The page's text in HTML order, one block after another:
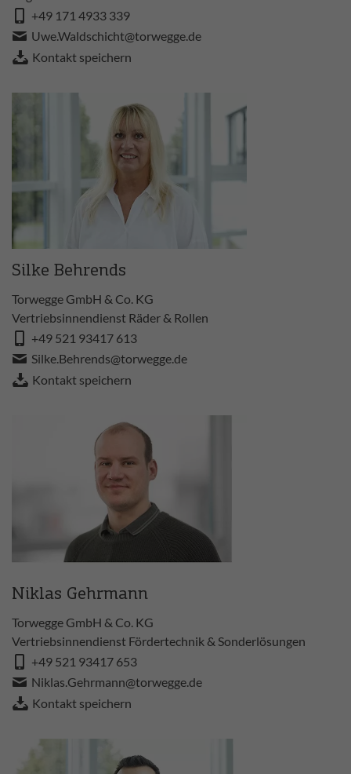
+49 171 4933 339
Uwe.Waldschicht@torwegge.de
Kontakt speichern
Silke Behrends
Torwegge GmbH & Co. KG
Vertriebsinnendienst Räder & Rollen
+49 521 93417 613
Silke.Behrends@torwegge.de
Kontakt speichern
Niklas Gehrmann
Torwegge GmbH & Co. KG
Vertriebsinnendienst Fördertechnik & Sonderlösungen
+49 521 93417 653
Niklas.Gehrmann@torwegge.de
Kontakt speichern